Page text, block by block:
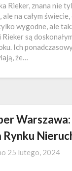
Rieker, znana nie
ale na całym
wygodne, ale
są
Ich
że…
Rynku
25 lutego, 2024